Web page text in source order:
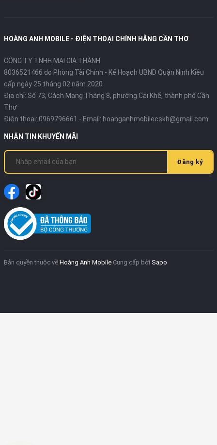
HOÀNG ANH MOBILE - ĐIỆN THOẠI CHÍNH HÃNG CẦN THƠ
CÔNG TY TNHH MAI GIA THÀNH
8036521466 do Phòng Tài Chính - Kế Hoạch UBND Quận Ninh Kiều
cấp ngày 25 tháng 02 năm 2020
Địa chỉ: Số 73, Cách Mạng Tháng 8, phường Cái Khế, thành phố Cần
Thơ
Điện thoại: 0969796661 - Email: hoanganhmobilecskh@gmail.com
NHẬN TIN KHUYẾN MÃI
Đăng ký
Bản quyền thuộc về Hoàng Anh Mobile Cung cấp bởi Sapo